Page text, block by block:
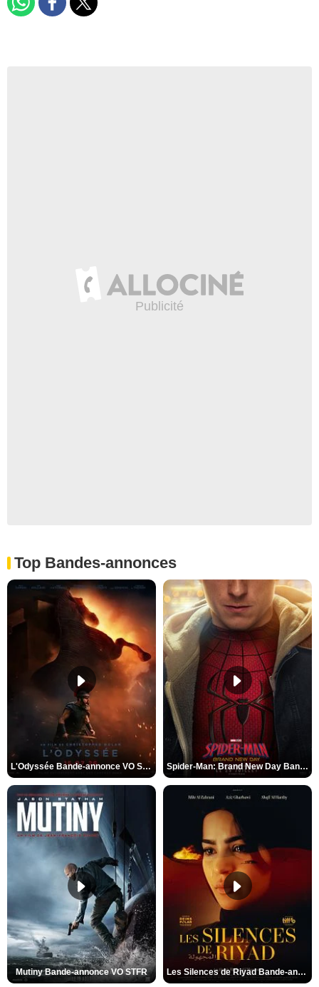
Top Bandes-annonces
L'Odyssée Bande-annonce VO STFR Spider-Man: Brand New Day Bande-annonce VO STFR
Mutiny Bande-annonce VO STFR Les Silences de Riyad Bande-annonce VO STFR